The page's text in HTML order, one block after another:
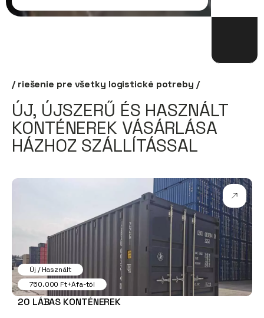
/ riešenie pre všetky logistické potreby /
ÚJ, ÚJSZERŰ ÉS HASZNÁLT
KONTÉNEREK VÁSÁRLÁSA
HÁZHOZ SZÁLLÍTÁSSAL
Új / Használt
750.000 Ft+Áfa-tól
20 LÁBAS KONTÉNEREK